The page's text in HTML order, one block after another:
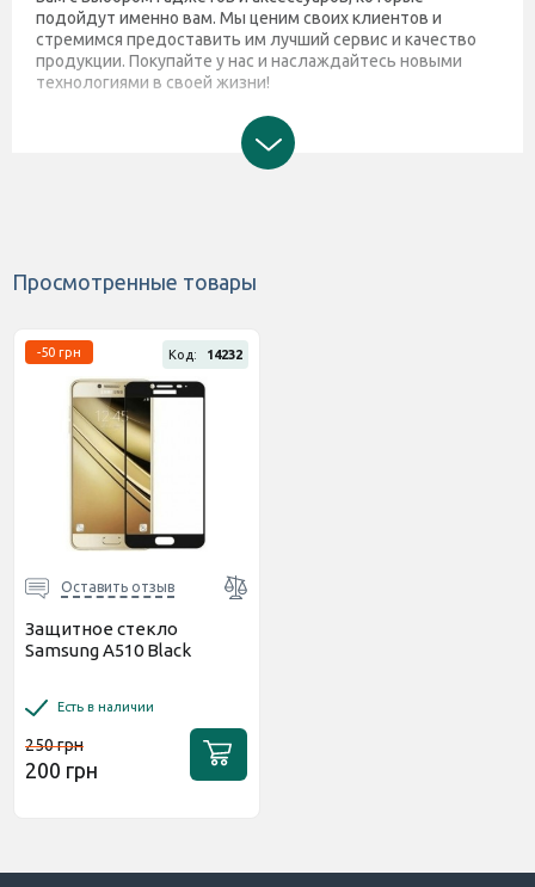
подойдут именно вам. Мы ценим своих клиентов и
стремимся предоставить им лучший сервис и качество
продукции. Покупайте у нас и наслаждайтесь новыми
технологиями в своей жизни!
Просмотренные товары
Код: 14232
-50 грн
Оставить отзыв
Защитное стекло
Samsung A510 Black
Есть в наличии
250 грн
200 грн